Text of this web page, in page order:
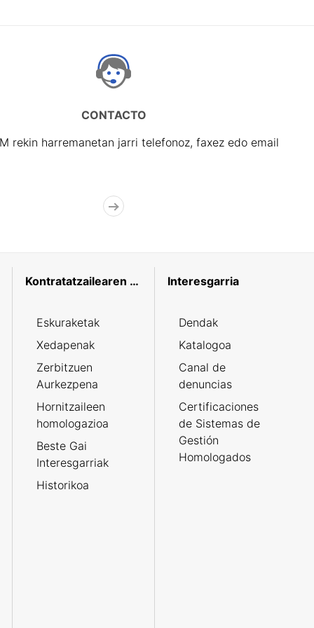
CONTACTO
rekin harremanetan jarri telefonoz, faxez edo email
Kontratatzailearen profila
Eskuraketak
Xedapenak
Zerbitzuen
Aurkezpena
Hornitzaileen
homologazioa
Beste Gai
Interesgarriak
Historikoa
Interesgarria
Dendak
Katalogoa
Canal de
denuncias
Certificaciones
de Sistemas de
Gestión
Homologados